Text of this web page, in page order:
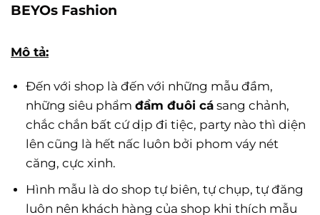
BEYOs Fashion
Mô tả:
Đến với shop là đến với những mẫu đầm,
những siêu phẩm đầm đuôi cásang chảnh,
chắc chắn bất cứ dịp đi tiệc, party nào thì diện
lên cũng là hết nấc luôn bởi phom váy nét
căng, cực xinh.
Hình mẫu là do shop tự biên, tự chụp, tự đăng
luôn nên khách hàng của shop khi thích mẫu